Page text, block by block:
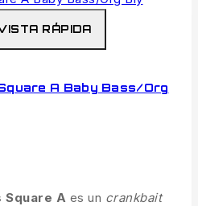
RÁPIDA
A Baby Bass/Org
Square A es un crankbait